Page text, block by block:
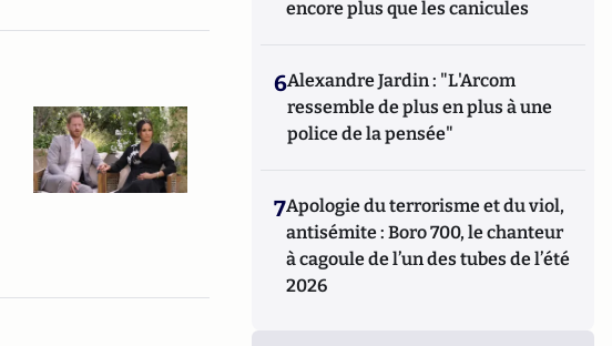
encore plus que les canicules
6Alexandre Jardin : "L'Arcom
ressemble de plus en plus à une
police de la pensée"
7Apologie du terrorisme et du viol,
antisémite : Boro 700, le chanteur
à cagoule de l’un des tubes de l’été
2026